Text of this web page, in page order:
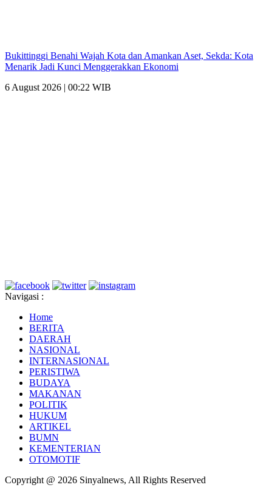
Bukittinggi Benahi Wajah Kota dan Amankan Aset, Sekda: Kota
Menarik Jadi Kunci Menggerakkan Ekonomi
6 August 2026 | 00:22 WIB
Navigasi :
Home
BERITA
DAERAH
NASIONAL
INTERNASIONAL
PERISTIWA
BUDAYA
MAKANAN
POLITIK
HUKUM
ARTIKEL
BUMN
KEMENTERIAN
OTOMOTIF
Copyright @ 2026 Sinyalnews, All Rights Reserved